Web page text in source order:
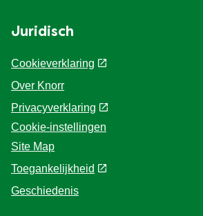
Juridisch
Cookieverklaring
Over Knorr
Privacyverklaring
Cookie-instellingen
Site Map
Toegankelijkheid
Geschiedenis